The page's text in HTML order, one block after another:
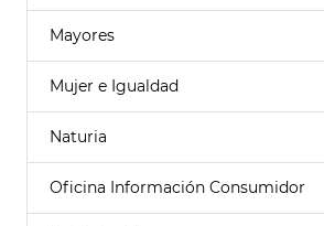
Mayores
Mujer e Igualdad
Naturia
Oficina Información Consumidor